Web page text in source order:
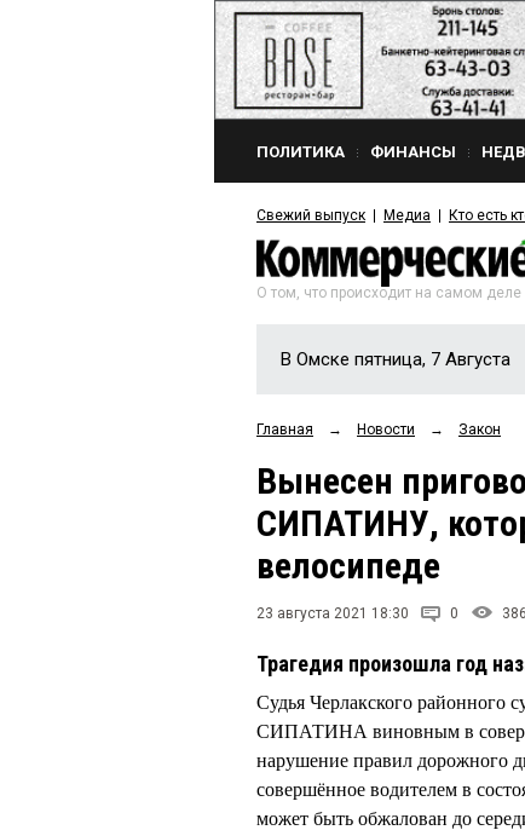
ПОЛИТИКА ФИНАНСЫ
Свежий выпуск Медиа Кто есть
О том, что происходит на самом деле
В Омске пятница, 7 Августа
Главная → Новости → Закон
Вынесен
СИПАТИНУ,
велосипеде
23 августа 2021 18:30 0
Трагедия произошла год
Судья Черлакского
СИПАТИНА виновным в
нарушение правил дорожного
совершённое водителем в
может быть обжалован до